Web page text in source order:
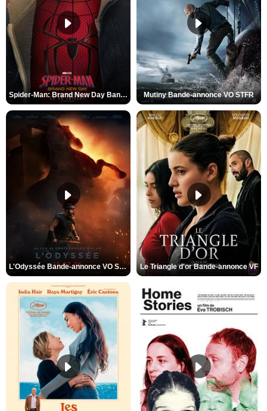
Spider-Man: Brand New Day Bande-annonce VO STFR Mutiny Bande-annonce VO STFR
L'Odyssée Bande-annonce VO STFR Le Triangle d'or Bande-annonce VF